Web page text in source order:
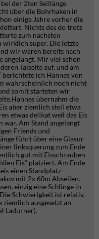
der 2ten Seillänge
über die Bohrhaken in
einige Jahre vorher die
Nichts des do trotz
zum nächsten
wirklich super. Die letzte
wir waren bereits nach
angelangt. Mir viel schon
Talseite auf, und am
berichtete ich Hannes von
wahrscheinlich noch nicht
somit starteten wir
übernahm die
aber ziemlich steil etwa
etwas delikat weil das Eis
war. Am Stand angelangt
Friends und
führt über eine Glasur
linksquerung zum Ende
gut mit Eisschrauben
Eis“ platziert. Am Ende
einen Standplatz
mit 2x 60m Abseilen.
einzig eine Schlinge in
Schwierigkeit ist relativ,
ausgesetzt an
Ladurner).